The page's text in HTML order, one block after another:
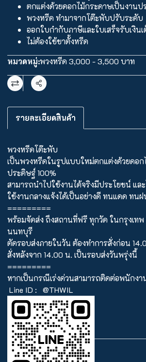
ตกแต่งด้วยดอกไม้กระดาษเป็นงานป
พวงหรีด ทำมาจากโต๊ะพับปรับระดับ
ออกใบกำกับภาษีและใบเสร็จรับเงิน
ไม่ต้องใช้ขาตั้งหรีด
หมวดหมู่:พวงหรีด 3,000 - 3,500 บาท
แชร์
รายละเอียดสินค้า
พวงหรีดโต๊ะพับ
เป็นพวงหรีดในรูปแบบใหม่ตกแต่งด้วยดอก
ประดิษฐ์ 100%
สามารถนำไปใช้งานได้จริงมีประโยชน์ แล
ใช้งานกลางแจ้งได้เป็นอย่างดี ทนแดด ทนฝ
=========
พร้อมจัดส่ง ถึงสถานที่ฟรี ทุกวัด ในกรุงเท
นนทบุรี
ตัดรอบส่งภายในวัน ต้องทำการสั่งก่อน
สั่งหลังจาก 14.00 น. เป็นรอบส่งวันพรุ่งนี้
=========
หากเป็นกรณีเร่งด่วนสามารถติดต่อพนักงา
Line ID :
@THWIL